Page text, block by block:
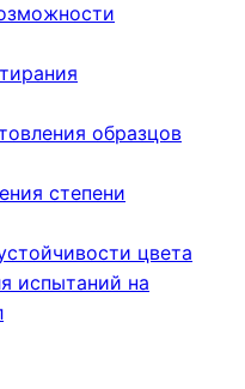
образцов
степени
цвета
испытаний на